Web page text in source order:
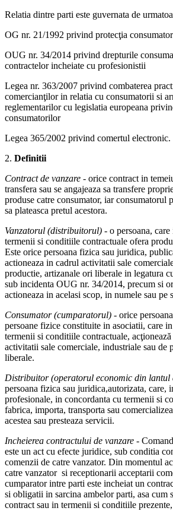
Relatia dintre parti este guvernata de
OG nr. 21/1992 privind protecţia
OUG nr. 34/2014 privind drepturile
contractelor incheiate cu profesionistii
Legea nr. 363/2007 privind combaterea
comercianţilor in relatia cu consumatorii si
reglementarilor cu legislatia europeana
consumatorilor
Legea 365/2002 privind comertul electronic.
2. Definitii
Contract de vanzare - orice contract in
transfera sau se angajeaza sa transfere
produse catre consumator, iar consumatorul
sa plateasca pretul acestora.
Vanzatorul (distribuitorul) - o persoana,
termenii si conditiile contractuale ofera
Este orice persoana fizica sau juridica,
actioneaza in cadrul activitatii sale
productie, artizanale ori liberale in legatura
sub incidenta OUG nr. 34/2014, precum si
actioneaza in acelasi scop, in numele sau pe
Consumator (cumparatorul) - orice
persoane fizice constituite in asociatii, care
termenii si conditiile contractuale,
activitatii sale comerciale, industriale sau de
liberale.
Distribuitor (operatorul economic din lantul
persoana fizica sau juridica,autorizata, care,
profesionale, in concordanta cu termenii si
fabrica, importa, transporta sau
acestea sau presteaza servicii.
Incheierea contractului de vanzare -
este un act cu efecte juridice, sub conditia
comenzii de catre vanzator. Din momentul
catre vanzator si receptionarii acceptarii
cumparator intre parti este incheiat un
si obligatii in sarcina ambelor parti, asa cum
contract sau in termenii si conditiile